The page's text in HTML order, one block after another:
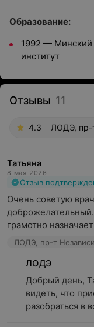
Образование:
1992 — Минский
институт
Отзывы 11
4.3 ЛОДЭ, пр-
Татьяна
8 мая 2026
Отзыв
Очень советую
грамотно
ЛОДЭ, пр-т
ЛОДЭ
Добрый день,
видеть, что
разобраться в